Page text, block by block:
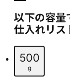
以下の容量
仕入れリス
500
g